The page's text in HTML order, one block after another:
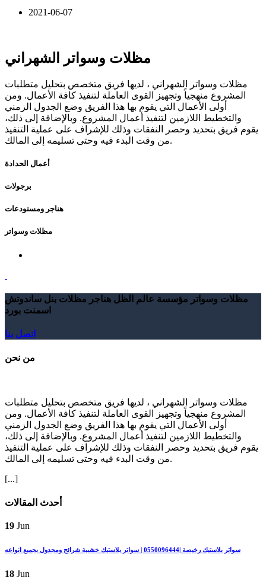
2021-06-07
مظلات وسواتر الشهراني
مظلات وسواتر الشهراني ، لديها فريق متخصص بتحليل متطلبات
المشروع منهجياً وتجهيز القوى العاملة لتنفيذ كافة الأعمال. ومن
أولى الأعمال التي يقوم بها هذا الفريق وضع الجدول الزمني
والتخطيط اللازمين لتنفيذ أعمال المشروع. وبالإضافة إلى ذلك،
يقوم فريق بتحديد وحصر النفقات وذلك للإشراف على عملية التنفيذ
من وقت البدء فيه وحتى تسليمه إلى المالك.
أعمال الحدادة
برجولات
هناجر ومستودعات
مظلات وسواتر
مظلات وسواتر مؤسسة عالم الظل هناجر مظلات بنل ساندوتش
اسمنت بورد
اتصل بنا
من نحن
مظلات وسواتر الشهراني ، لديها فريق متخصص بتحليل متطلبات
المشروع منهجياً وتجهيز القوى العاملة لتنفيذ كافة الأعمال. ومن
أولى الأعمال التي يقوم بها هذا الفريق وضع الجدول الزمني
والتخطيط اللازمين لتنفيذ أعمال المشروع. وبالإضافة إلى ذلك،
يقوم فريق بتحديد وحصر النفقات وذلك للإشراف على عملية التنفيذ
من وقت البدء فيه وحتى تسليمه إلى المالك.
[...]
أحدث المقالات
19 Jun
سواتر بلاستيك رخيصة |0550096444 | سواتر بلاستيك خشبية شرائح ومجدول بجميع انواعه
18 Jun